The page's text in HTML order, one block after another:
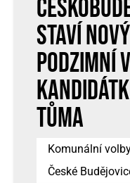
staví
podzimní
Tůma
Komunální
České